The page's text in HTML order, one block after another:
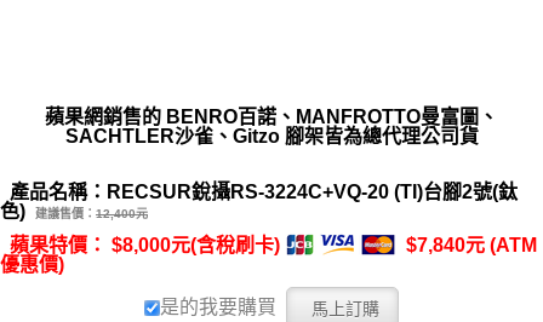
蘋果網銷售的 BENRO百諾、MANFROTTO曼富圖、
SACHTLER沙雀、Gitzo 腳架皆為總代理公司貨
產品名稱：RECSUR銳攝RS-3224C+VQ-20 (TI)台腳2號(鈦
色)
建議售價： 12,400元
蘋果特價： $8,000元(含稅刷卡)
$7,840元 (ATM
優惠價)
是的我要購買